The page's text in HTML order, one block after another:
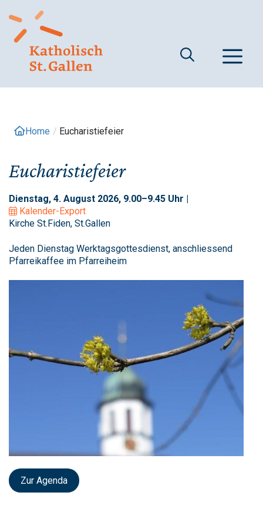
zum
Inhalt
Home / Eucharistiefeier
Eucharistiefeier
Dienstag, 4. August 2026, 9.00–9.45 Uhr |
Kalender-Export
Kirche St.Fiden, St.Gallen
Jeden Dienstag Werktagsgottesdienst, anschliessend
Pfarreikaffee im Pfarreiheim
Zur Agenda